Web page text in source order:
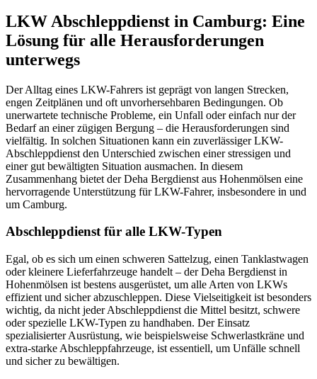
LKW Abschleppdienst in Camburg: Eine
Lösung für alle Herausforderungen
unterwegs
Der Alltag eines LKW-Fahrers ist geprägt von langen Strecken,
engen Zeitplänen und oft unvorhersehbaren Bedingungen. Ob
unerwartete technische Probleme, ein Unfall oder einfach nur der
Bedarf an einer zügigen Bergung – die Herausforderungen sind
vielfältig. In solchen Situationen kann ein zuverlässiger LKW-
Abschleppdienst den Unterschied zwischen einer stressigen und
einer gut bewältigten Situation ausmachen. In diesem
Zusammenhang bietet der Deha Bergdienst aus Hohenmölsen eine
hervorragende Unterstützung für LKW-Fahrer, insbesondere in und
um Camburg.
Abschleppdienst für alle LKW-Typen
Egal, ob es sich um einen schweren Sattelzug, einen Tanklastwagen
oder kleinere Lieferfahrzeuge handelt – der Deha Bergdienst in
Hohenmölsen ist bestens ausgerüstet, um alle Arten von LKWs
effizient und sicher abzuschleppen. Diese Vielseitigkeit ist besonders
wichtig, da nicht jeder Abschleppdienst die Mittel besitzt, schwere
oder spezielle LKW-Typen zu handhaben. Der Einsatz
spezialisierter Ausrüstung, wie beispielsweise Schwerlastkräne und
extra-starke Abschleppfahrzeuge, ist essentiell, um Unfälle schnell
und sicher zu bewältigen.